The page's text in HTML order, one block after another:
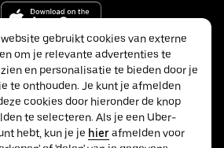
Inc.
website gebruikt cookies van externe
om je relevante advertenties te
en personalisatie te bieden door je
te onthouden. Je kunt je afmelden
cookies door hieronder de knop
te selecteren. Als je een Uber-
hebt, kun je je hierafmelden voor